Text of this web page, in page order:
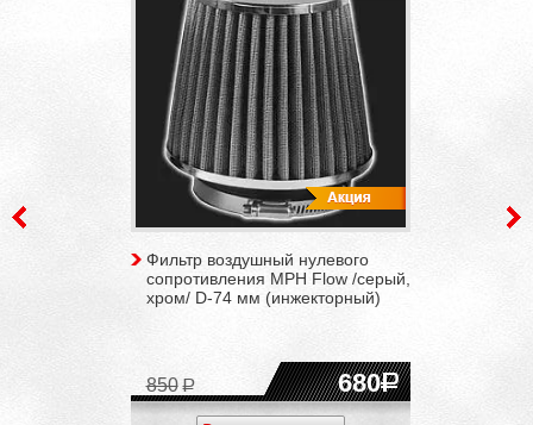
Фильтр воздушный нулевого
сопротивления MPH Flow /серый,
хром/ D-74 мм (инжекторный)
680
850